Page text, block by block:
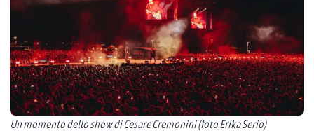
Un momento dello show di Cesare Cremonini (foto Erika Serio)